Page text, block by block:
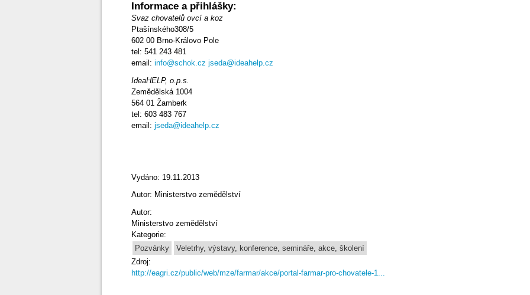
Informace a přihlášky:
Svaz chovatelů ovcí a koz
Ptašínského308/5
602 00 Brno-Královo Pole
tel: 541 243 481
email: info@schok.cz jseda@ideahelp.cz
IdeaHELP, o.p.s.
Zemědělská 1004
564 01 Žamberk
tel: 603 483 767
email: jseda@ideahelp.cz
Vydáno: 19.11.2013
Autor: Ministerstvo zemědělství
Autor:
Ministerstvo zemědělství
Kategorie:
Pozvánky
Veletrhy, výstavy, konference, semináře, akce, školení
Zdroj:
http://eagri.cz/public/web/mze/farmar/akce/portal-farmar-pro-chovatele-1...